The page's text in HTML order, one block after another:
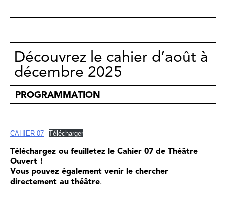
Découvrez le cahier d’août à
décembre 2025
PROGRAMMATION
CAHIER 07 Télécharger
Téléchargez ou feuilletez le Cahier 07 de Théâtre
Ouvert !
Vous pouvez également venir le chercher
directement au théâtre.